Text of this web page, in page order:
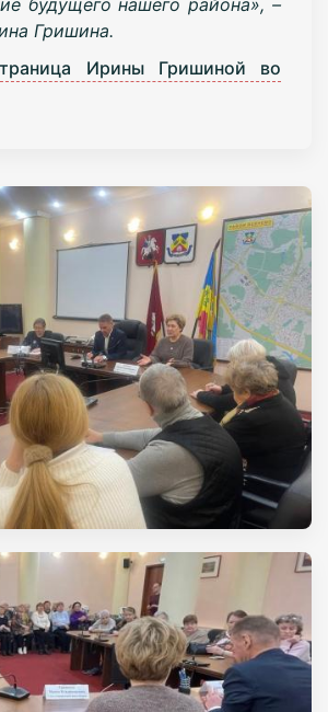
Гришина.
Ирины Гришиной во